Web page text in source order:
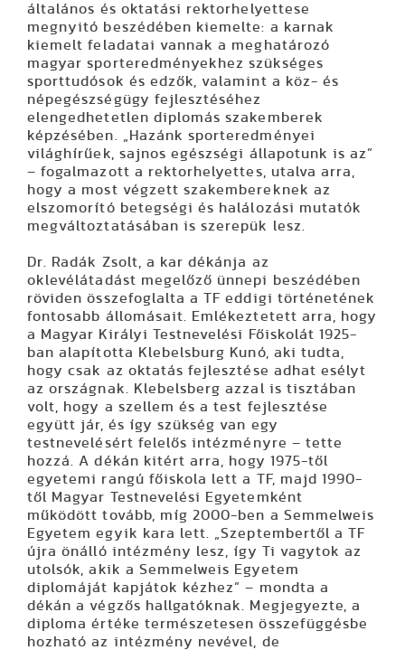
általános és oktatási rektorhelyettese
megnyitó beszédében kiemelte: a karnak
kiemelt feladatai vannak a meghatározó
magyar sporteredményekhez szükséges
sporttudósok és edzők, valamint a köz- és
népegészségügy fejlesztéséhez
elengedhetetlen diplomás szakemberek
képzésében. „Hazánk sporteredményei
világhírűek, sajnos egészségi állapotunk is az”
– fogalmazott a rektorhelyettes, utalva arra,
hogy a most végzett szakembereknek az
elszomorító betegségi és halálozási mutatók
megváltoztatásában is szerepük lesz.
Dr. Radák Zsolt, a kar dékánja az
oklevélátadást megelőző ünnepi beszédében
röviden összefoglalta a TF eddigi történetének
fontosabb állomásait. Emlékeztetett arra, hogy
a Magyar Királyi Testnevelési Főiskolát 1925-
ban alapította Klebelsburg Kunó, aki tudta,
hogy csak az oktatás fejlesztése adhat esélyt
az országnak. Klebelsberg azzal is tisztában
volt, hogy a szellem és a test fejlesztése
együtt jár, és így szükség van egy
testnevelésért felelős intézményre – tette
hozzá. A dékán kitért arra, hogy 1975-től
egyetemi rangú főiskola lett a TF, majd 1990-
től Magyar Testnevelési Egyetemként
működött tovább, míg 2000-ben a Semmelweis
Egyetem egyik kara lett. „Szeptembertől a TF
újra önálló intézmény lesz, így Ti vagytok az
utolsók, akik a Semmelweis Egyetem
diplomáját kapjátok kézhez” – mondta a
dékán a végzős hallgatóknak. Megjegyezte, a
diploma értéke természetesen összefüggésbe
hozható az intézmény nevével, de